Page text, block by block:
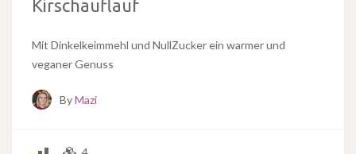
Kirschauflauf
Mit Dinkelkeimmehl und NullZucker ein warmer und
veganer Genuss
ByMazi